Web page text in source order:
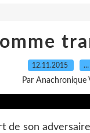
12.11.2015 …
Par Anachronique
de son